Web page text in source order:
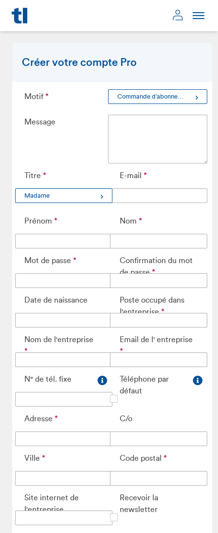
Page d'accueil Mon compte
Créer votre compte Pro
Motif
Message
Titre
Madame
E-mail
Prénom Nom
Mot de passe
Confirmation du mot
de passe
Date de naissance
Poste occupé dans
l'entreprise
Nom de l'entreprise Email de l' entreprise
N° de tél. fixe
Téléphone par
défaut
Adresse C/o
Ville Code postal
Site internet de
l'entreprise
Recevoir la
newsletter